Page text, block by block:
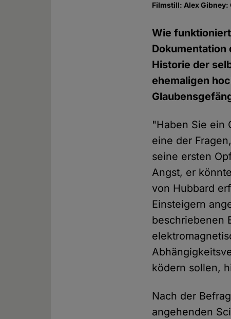
Filmstill: Alex Gibney:
Wie
Dokumentation
Historie der
ehemaligen
"Haben Sie ein
eine der
seine ersten
Angst, er
von Hubbard
Einsteigern
beschriebenen
ködern sollen,
Nach der
angehenden